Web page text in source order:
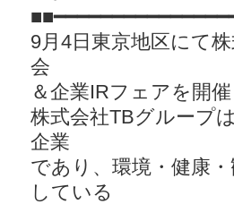
9月4日東京地区にて
会
＆企業IRフェアを開
株式会社TBグループ
企業
であり、環境・健康
している